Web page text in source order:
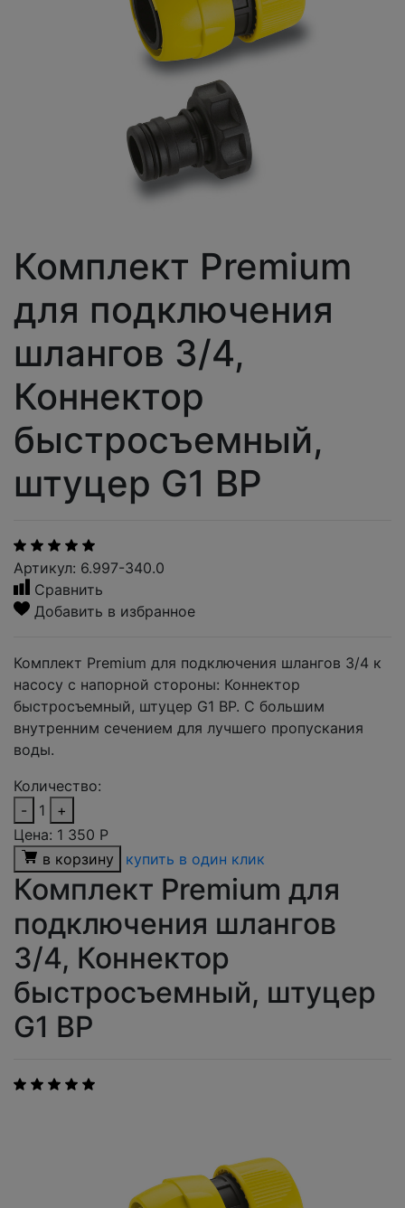
Комплект Premium
для подключения
шлангов 3/4,
Коннектор
быстросъемный,
штуцер G1 ВР
Артикул: 6.997-340.0
Сравнить
Добавить в избранное
Комплект Premium для подключения шлангов 3/4 к
насосу с напорной стороны: Коннектор
быстросъемный, штуцер G1 ВР. С большим
внутренним сечением для лучшего пропускания
воды.
Количество:
-
1
+
Цена: 1 350 Р
в корзину
купить в один клик
Комплект Premium для
подключения шлангов
3/4, Коннектор
быстросъемный, штуцер
G1 ВР